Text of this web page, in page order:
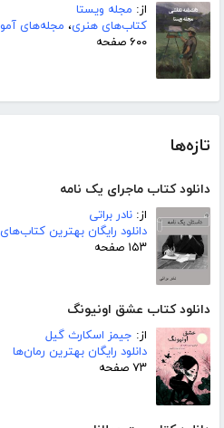
از: مجله ویستا
کتاب‌های هنری، مجله‌های
۶۰۰ صفحه
تازه‌ها
دانلود کتاب ماجرای یک نامه
از: نادر براتی
دانلود رایگان بهترین
۱۵۳ صفحه
دانلود کتاب عشق اونیونگ
از: جیمز اسکارث گیل
دانلود رایگان بهترین رمان‌ها
۷۳ صفحه